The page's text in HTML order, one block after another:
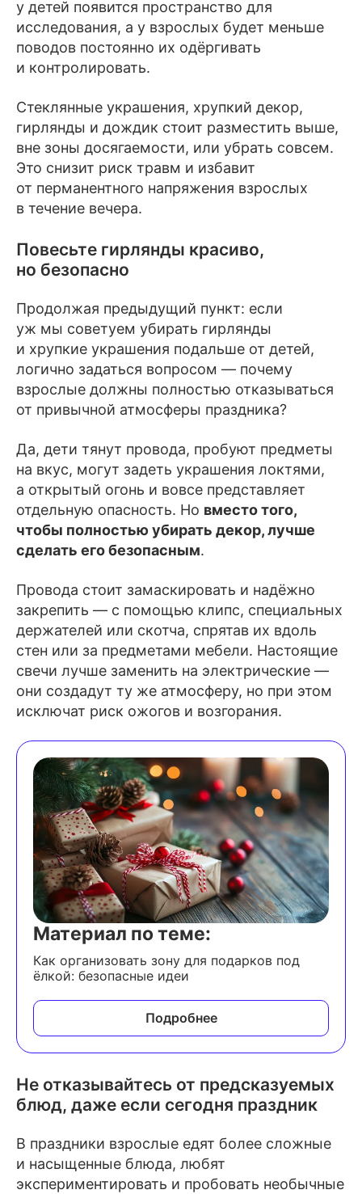
у детей появится пространство для
исследования, а у взрослых будет меньше
поводов постоянно их одёргивать
и контролировать.
Стеклянные украшения, хрупкий декор,
гирлянды и дождик стоит разместить выше,
вне зоны досягаемости, или убрать совсем.
Это снизит риск травм и избавит
от перманентного напряжения взрослых
в течение вечера.
Повесьте гирлянды красиво,
но безопасно
Продолжая предыдущий пункт: если
уж мы советуем убирать гирлянды
и хрупкие украшения подальше от детей,
логично задаться вопросом — почему
взрослые должны полностью отказываться
от привычной атмосферы праздника?
Да, дети тянут провода, пробуют предметы
на вкус, могут задеть украшения локтями,
а открытый огонь и вовсе представляет
отдельную опасность. Но вместо того,
чтобы полностью убирать декор, лучше
сделать его безопасным.
Провода стоит замаскировать и надёжно
закрепить — с помощью клипс, специальных
держателей или скотча, спрятав их вдоль
стен или за предметами мебели. Настоящие
свечи лучше заменить на электрические —
они создадут ту же атмосферу, но при этом
исключат риск ожогов и возгорания.
Материал по теме:
Как организовать зону для подарков под
ёлкой: безопасные идеи
Подробнее
Не отказывайтесь от предсказуемых
блюд, даже если сегодня праздник
В праздники взрослые едят более сложные
и насыщенные блюда, любят
экспериментировать и пробовать необычные